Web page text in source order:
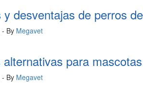
y desventajas de perros
- By Megavet
alternativas para
- By Megavet